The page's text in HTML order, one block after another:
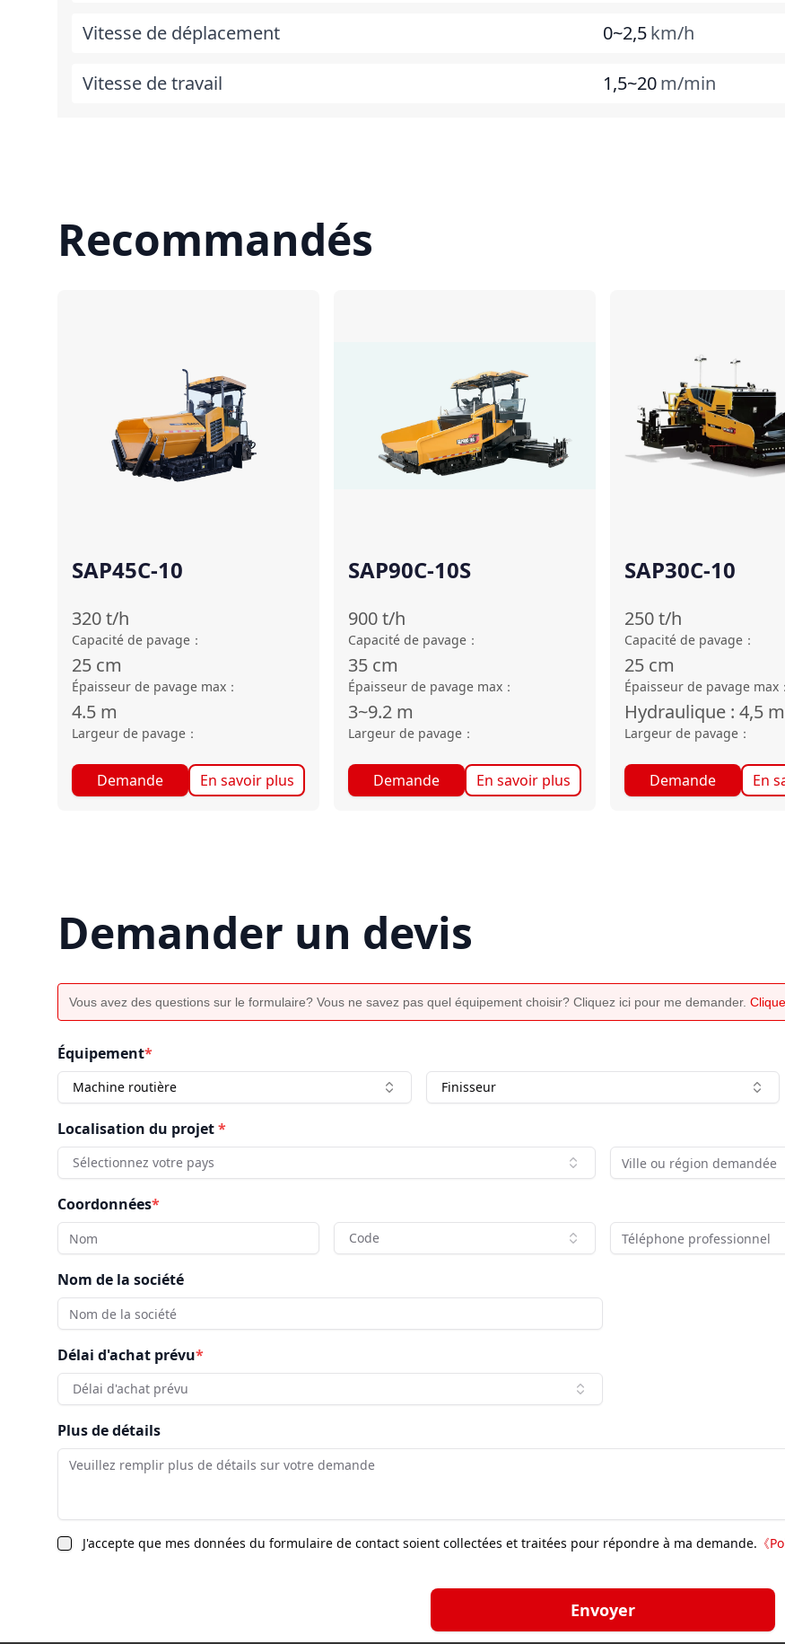
Vitesse de déplacement 0~2,5km/h
Vitesse de travail 1,5~20m/min
Recommandés
SAP45C-10
320t/h
Capacité de pavage ：
25 cm
Épaisseur de pavage max ：
4.5 m
Largeur de pavage ：
Demande En savoir plus
SAP90C-10S
900t/h
Capacité de pavage ：
35 cm
Épaisseur de pavage max ：
3~9.2 m
Largeur de pavage ：
Demande En savoir plus
SAP30C-10
250t/h
Capacité de pavage ：
25 cm
Épaisseur de pavage max ：
Hydraulique : 4,5 m
Largeur de pavage ：
Demande En
Demander un devis
Vous avez des questions sur le formulaire? Vous ne savez pas quel équipement choisir? Cliquez ici pour me demander.
Équipement*
Machine routière Finisseur
Localisation du projet*
Sélectionnez votre pays
Coordonnées*
Code
Nom de la société
Délai d'achat prévu*
Délai d'achat prévu
Plus de détails
J'accepte que mes données du formulaire de contact soient collectées et traitées pour répondre à ma demande. 《
Envoyer